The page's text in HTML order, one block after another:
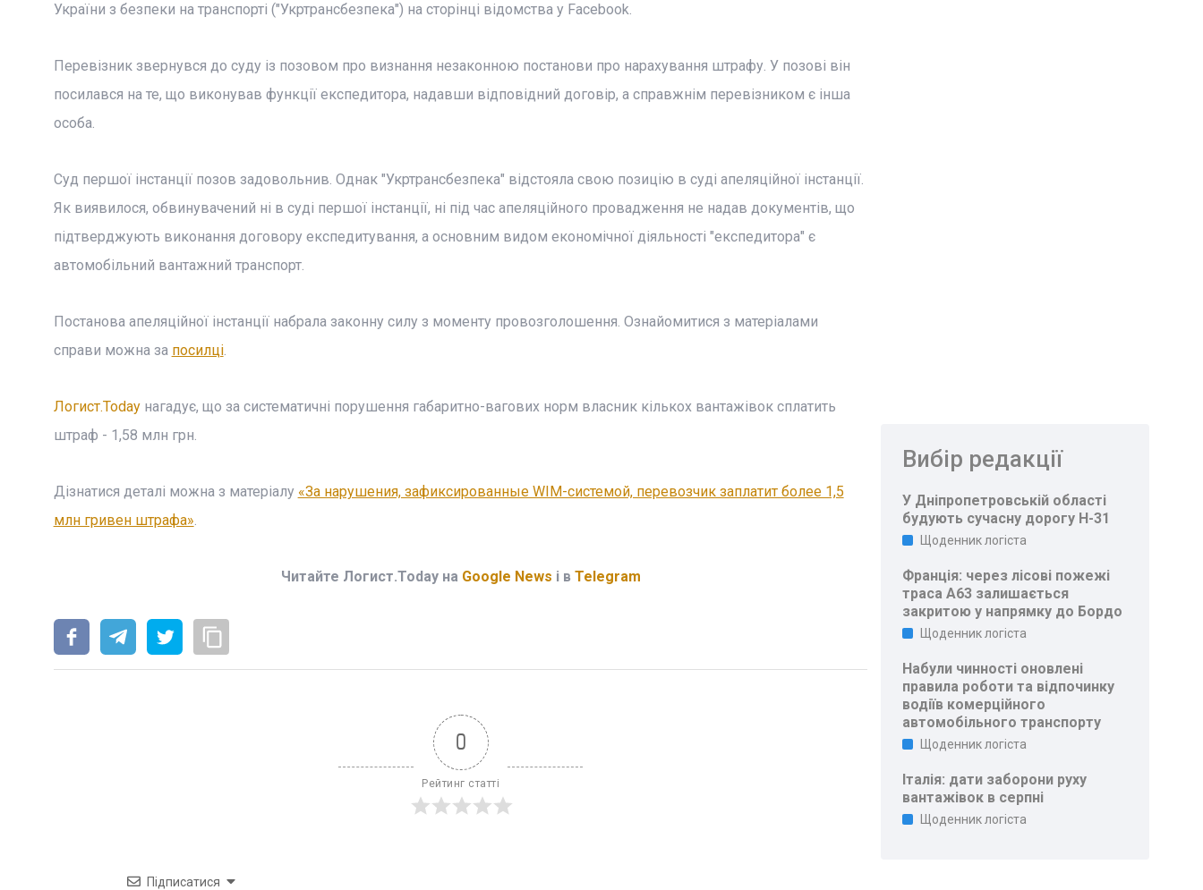
України з безпеки на транспорті ("Укртрансбезпека") на сторінці відомства у Facebook.
Перевізник звернувся до суду із позовом про визнання незаконною постанови про нарахування штрафу. У позові він
посилався на те, що виконував функції експедитора, надавши відповідний договір, а справжнім перевізником є інша
особа.
Суд першої інстанції позов задовольнив. Однак "Укртрансбезпека" відстояла свою позицію в суді апеляційної інстанції.
Як виявилося, обвинувачений ні в суді першої інстанції, ні під час апеляційного провадження не надав документів, що
підтверджують виконання договору експедитування, а основним видом економічної діяльності "експедитора" є
автомобільний вантажний транспорт.
Постанова апеляційної інстанції набрала законну силу з моменту провозголошення. Ознайомитися з матеріалами
справи можна за посилці.
Логист.Todayнагадує, що за систематичні порушення габаритно-вагових норм власник кількох вантажівок сплатить
штраф - 1,58 млн грн.
Дізнатися деталі можна з матеріалу «За нарушения, зафиксированные WIM-системой, перевозчик заплатит более 1,5
млн гривен штрафа».
Читайте Логист.Today на Google News і в Telegram
0
Рейтинг статті
Підписатися
Вибір редакції
У Дніпропетровській області
будують сучасну дорогу Н-31
Щоденник логіста
Франція: через лісові пожежі
траса A63 залишається
закритою у напрямку до Бордо
Щоденник логіста
Набули чинності оновлені
правила роботи та відпочинку
водіїв комерційного
автомобільного транспорту
Щоденник логіста
Італія: дати заборони руху
вантажівок в серпні
Щоденник логіста